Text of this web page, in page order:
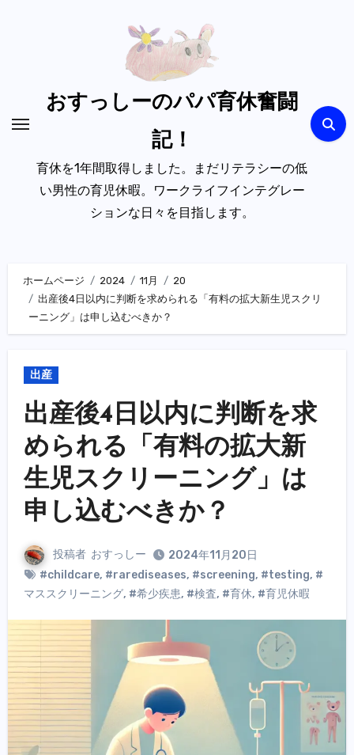
おすっしーのパパ育休奮闘
記！
育休を1年間取得しました。まだリテラシーの低
い男性の育児休暇。ワークライフインテグレー
ションな日々を目指します。
ホームページ 2024 11月
20
出産後4日以内に判断を求められる「有料の拡大新生児スクリ
ーニング」は申し込むべきか？
出産
出産後4日以内に判断を求
められる「有料の拡大新
生児スクリーニング」は
申し込むべきか？
投稿者 おすっしー
2024年11月20日
#childcare, #rarediseases, #screening, #testing, #
マススクリーニング, #希少疾患, #検査, #育休, #育児休暇